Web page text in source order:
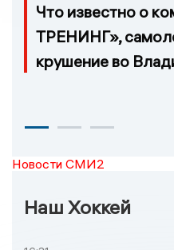
Что известно о
ТРЕНИНГ»,
крушение во
Новости СМИ2
Наш Хоккей